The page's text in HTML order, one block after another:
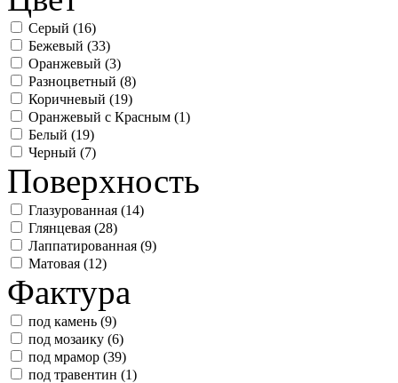
Серый (16)
Бежевый (33)
Оранжевый (3)
Разноцветный (8)
Коричневый (19)
Оранжевый с Красным (1)
Белый (19)
Черный (7)
Поверхность
Глазурованная (14)
Глянцевая (28)
Лаппатированная (9)
Матовая (12)
Фактура
под камень (9)
под мозаику (6)
под мрамор (39)
под травентин (1)